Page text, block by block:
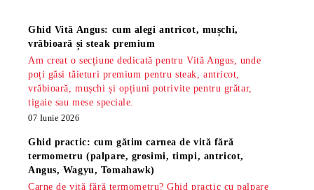
Ghid Vită Angus: cum alegi antricot, mușchi,
vrăbioară și steak premium
Am creat o secțiune dedicată pentru Vită Angus, unde
poți găsi tăieturi premium pentru steak, antricot,
vrăbioară, mușchi și opțiuni potrivite pentru grătar,
tigaie sau mese speciale.
07 Iunie 2026
Ghid practic: cum gătim carnea de vită fără
termometru (palpare, grosimi, timpi, antricot,
Angus, Wagyu, Tomahawk)
Carne de vită fără termometru? Ghid practic cu palpare